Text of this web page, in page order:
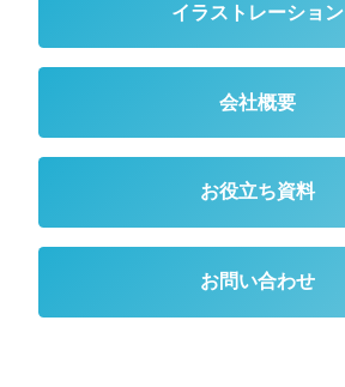
イラストレーション
会社概要
お役立ち資料
お問い合わせ